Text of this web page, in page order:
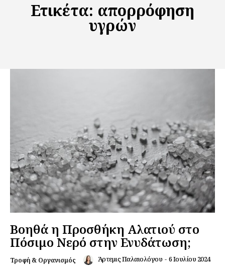
Ετικέτα: απορρόφηση
υγρών
Βοηθά η Προσθήκη Αλατιού στο
Πόσιμο Νερό στην Ενυδάτωση;
Τροφή & Οργανισμός Άρτεμις Παλαιολόγου - 6 Ιουλίου 2024